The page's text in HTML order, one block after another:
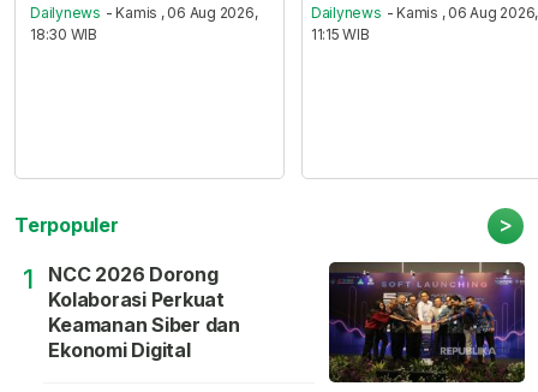
Dailynews - Kamis , 06 Aug 2026,
18:30 WIB
Dailynews - Kamis , 06 Aug 2026,
11:15 WIB
Terpopuler >
1
NCC 2026 Dorong
Kolaborasi Perkuat
Keamanan Siber dan
Ekonomi Digital